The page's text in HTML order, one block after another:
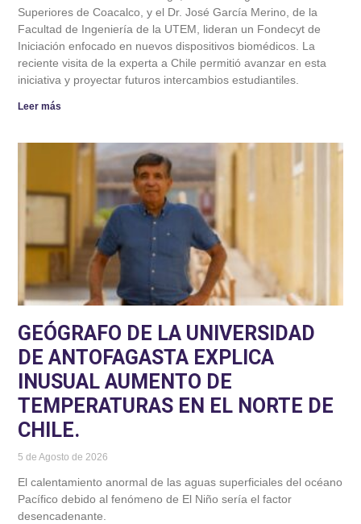
Superiores de Coacalco, y el Dr. José García Merino, de la
Facultad de Ingeniería de la UTEM, lideran un Fondecyt de
Iniciación enfocado en nuevos dispositivos biomédicos. La
reciente visita de la experta a Chile permitió avanzar en esta
iniciativa y proyectar futuros intercambios estudiantiles.
Leer más
GEÓGRAFO DE LA UNIVERSIDAD
DE ANTOFAGASTA EXPLICA
INUSUAL AUMENTO DE
TEMPERATURAS EN EL NORTE DE
CHILE.
5 de Agosto de 2026
El calentamiento anormal de las aguas superficiales del océano
Pacífico debido al fenómeno de El Niño sería el factor
desencadenante.